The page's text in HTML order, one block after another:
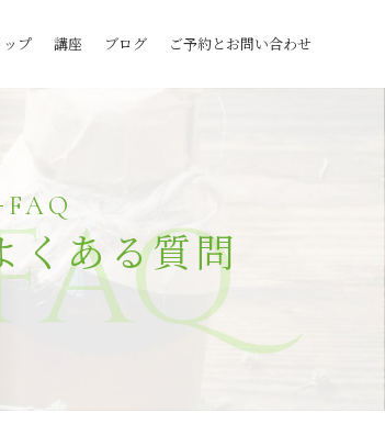
ップ 講座 ブログ ご予約とお問い合わせ
FAQ
くある質問